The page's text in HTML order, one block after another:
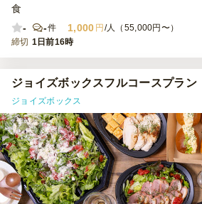
食
-
-件 1,000 円 /人（55,000円〜）
締切 1日前16時
ジョイズボックスフルコースプラン
ジョイズボックス